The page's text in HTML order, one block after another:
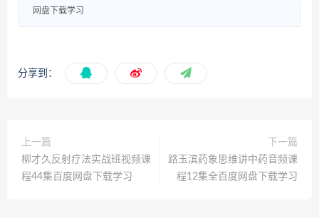
网盘下载学习
分享到：
上一篇
柳才久反射疗法实战班视频课
程44集百度网盘下载学习
下一篇
路玉滨药象思维讲中药音频课
程12集全百度网盘下载学习